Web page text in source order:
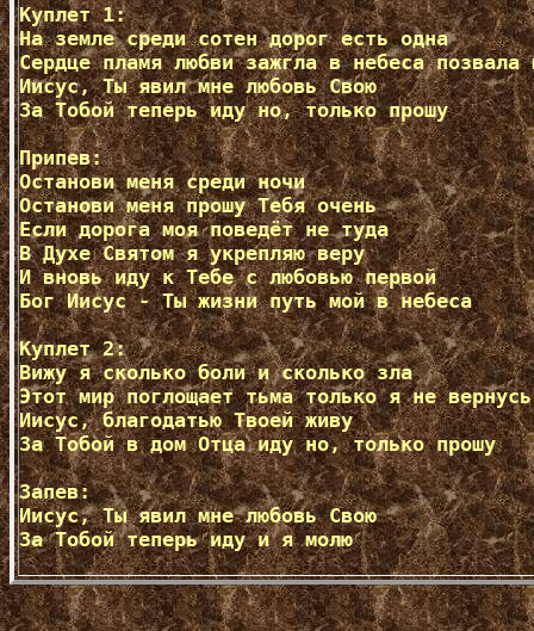
Куплет 1:
На земле среди сотен дорог есть одна
Сердце пламя любви зажгла в небеса позвала
Иисус, Ты явил мне любовь Свою
За Тобой теперь иду но, только прошу
Припев:
Останови меня среди ночи
Останови меня прошу Тебя очень
Если дорога моя поведёт не туда
В Духе Святом я укрепляю веру
И вновь иду к Тебе с любовью первой
Бог Иисус - Ты жизни путь мой в небеса
Куплет 2:
Вижу я сколько боли и сколько зла
Этот мир поглощает тьма только я не
Иисус, благодатью Твоей живу
За Тобой в дом Отца иду но, только прошу
Запев:
Иисус, Ты явил мне любовь Свою
За Тобой теперь иду и я молю